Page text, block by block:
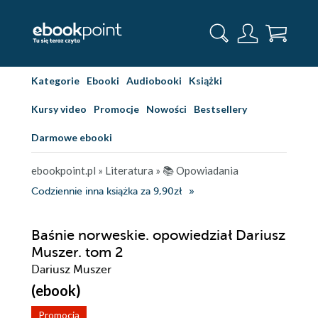
Kategorie Ebooki Audiobooki Książki
Kursy video Promocje Nowości Bestsellery
Darmowe ebooki
ebookpoint.pl » Literatura » 📚 Opowiadania
Codziennie inna książka za 9,90zł
Baśnie norweskie. opowiedział Dariusz
Muszer. tom 2
Dariusz Muszer
(ebook)
Promocja